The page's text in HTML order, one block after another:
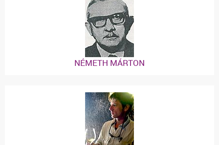
NÉMETH MÁRTON